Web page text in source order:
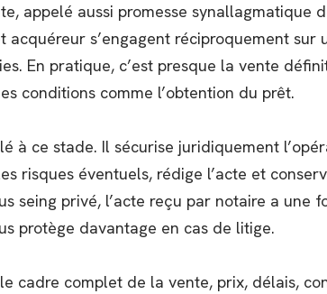
appelé aussi promesse synallagmatique
s’engagent réciproquement sur
En pratique, c’est presque la vente
conditions comme l’obtention du prêt.
à ce stade. Il sécurise juridiquement
risques éventuels, rédige l’acte et
seing privé, l’acte reçu par notaire a une
protège davantage en cas de litige.
cadre complet de la vente, prix, délais,